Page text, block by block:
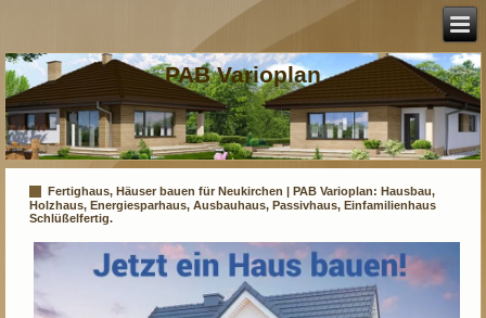
PAB Varioplan
Fertighaus, Häuser bauen für Neukirchen | PAB Varioplan: Hausbau,
Holzhaus, Energiesparhaus, Ausbauhaus, Passivhaus, Einfamilienhaus
Schlüßelfertig.